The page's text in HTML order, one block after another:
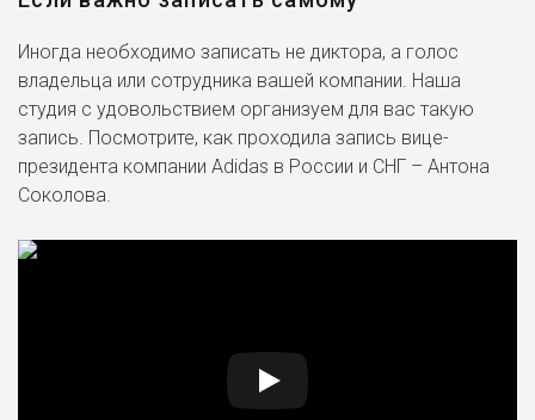
Иногда необходимо записать не диктора, а голос
владельца или сотрудника вашей компании. Наша
студия с удовольствием организуем для вас такую
запись. Посмотрите, как проходила запись вице-
президента компании Adidas в России и СНГ – Антона
Соколова.